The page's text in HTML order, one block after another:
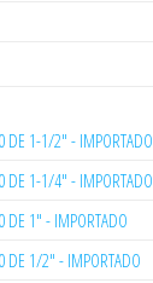
DE 1-1/2" - IMPORTADO
DE 1-1/4" - IMPORTADO
DE 1" - IMPORTADO
DE 1/2" - IMPORTADO